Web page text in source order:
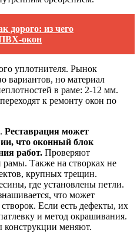
дорого: из чего
ПВХ-окон
уплотнителя. Рынок
вариантов, но материал
в раме: 2-12 мм.
к ремонту окон по
Реставрация может
что оконный блок
работ. Проверяют
рамы. Также на створках не
крупных трещин.
где установлены петли.
что может
Если есть дефекты, их
и метод окрашивания.
конструкции меняют.